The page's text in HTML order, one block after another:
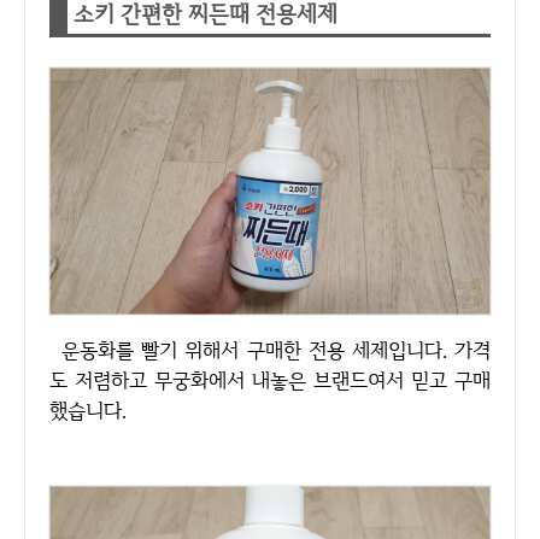
소키 간편한 찌든때 전용세제
운동화를 빨기 위해서 구매한 전용 세제입니다. 가격
도 저렴하고 무궁화에서 내놓은 브랜드여서 믿고 구매
했습니다.